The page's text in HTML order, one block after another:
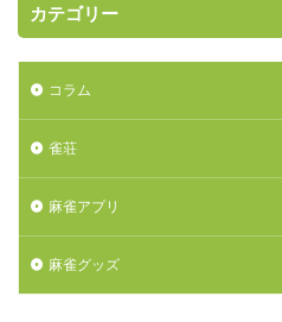
カテゴリー
コラム
雀荘
麻雀アプリ
麻雀グッズ